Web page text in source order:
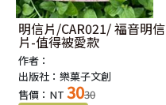
明信片/CAR021/ 福音明信
片-值得被愛款
作者：
出版社：樂菓子文創
售價：NT 3030